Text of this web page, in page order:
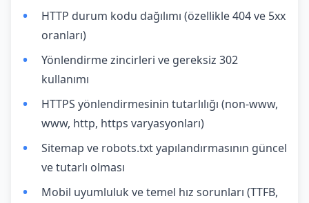
HTTP durum kodu dağılımı (özellikle 404 ve 5xx
oranları)
Yönlendirme zincirleri ve gereksiz 302
kullanımı
HTTPS yönlendirmesinin tutarlılığı (non-www,
www, http, https varyasyonları)
Sitemap ve robots.txt yapılandırmasının güncel
ve tutarlı olması
Mobil uyumluluk ve temel hız sorunları (TTFB,